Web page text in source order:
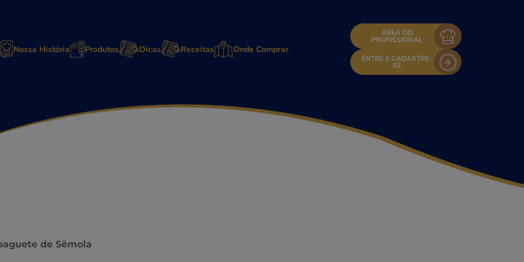
Nossa História Produtos Dicas Receitas Onde Comprar
ÁREA DO
PROFISSIONAL
ENTRE E CADASTRE-
SE
de Sêmola